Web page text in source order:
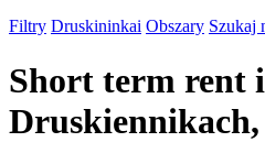
Filtry Druskininkai Obszary Szukaj
Short term rent
Druskiennikach